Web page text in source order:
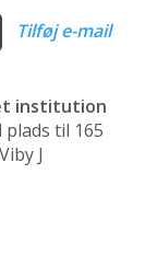
Tilføj e-mail
institution
plads til 165
J